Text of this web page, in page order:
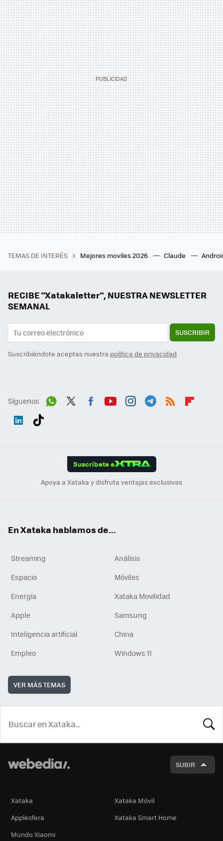
TEMAS DE INTERÉS Mejores moviles 2026 Claude
RECIBE "Xatakaletter", NUESTRA NEWSLETTER
SEMANAL
SUSCRIBIR
Suscribiéndote aceptas nuestra política de privacidad
Síguenos
Suscríbete a
Apoya a Xataka y disfruta ventajas exclusivas
En Xataka hablamos de...
Streaming
Análisis
Espacio
Móviles
Energía
Xataka Movilidad
Apple
Samsung
Inteligencia artificial
China
Empleo
Windows 11
VER MÁS TEMAS
SUBIR
Xataka
Xataka Móvil
Applesfera
Xataka Smart Home
Mundo Xiaomi